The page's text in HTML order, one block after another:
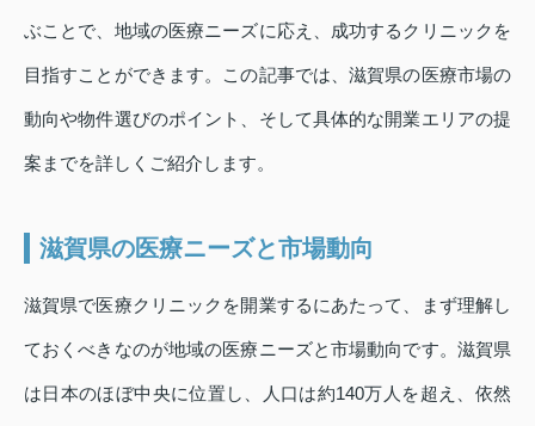
ぶことで、地域の医療ニーズに応え、成功するクリニックを
目指すことができます。この記事では、滋賀県の医療市場の
動向や物件選びのポイント、そして具体的な開業エリアの提
案までを詳しくご紹介します。
滋賀県の医療ニーズと市場動向
滋賀県で医療クリニックを開業するにあたって、まず理解し
ておくべきなのが地域の医療ニーズと市場動向です。滋賀県
は日本のほぼ中央に位置し、人口は約140万人を超え、依然